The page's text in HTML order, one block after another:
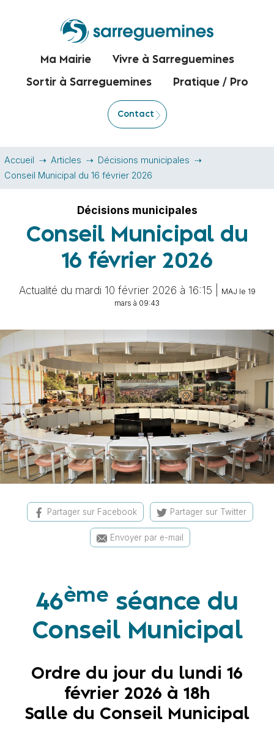
Ma Mairie Vivre à Sarreguemines
Sortir à Sarreguemines Pratique / Pro
Contact
Accueil Articles
Décisions municipales
Conseil Municipal du 16 février 2026
Décisions municipales
Conseil Municipal du
16 février 2026
Actualité du mardi 10 février 2026 à 16:15 |
MAJ le 19
mars à 09:43
Partager sur Facebook Partager sur Twitter
Envoyer par e-mail
46ème séance du
Conseil Municipal
Ordre du jour du lundi 16
février 2026 à 18h
Salle du Conseil Municipal